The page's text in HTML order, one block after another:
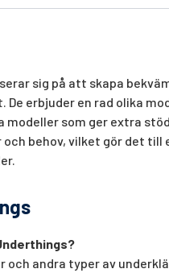
sig på att skapa
De erbjuder en rad olika
modeller som ger extra
behov, vilket gör det till
andra typer av